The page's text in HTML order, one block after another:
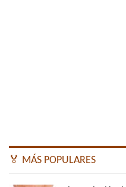
🏅 MÁS POPULARES